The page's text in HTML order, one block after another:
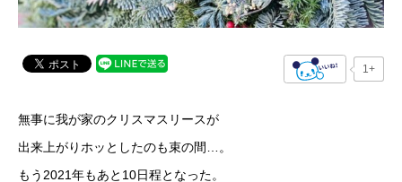
1+
無事に我が家のクリスマスリースが
出来上がりホッとしたのも束の間…。
もう2021年もあと10日程となった。